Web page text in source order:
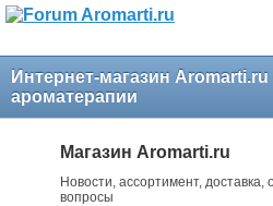
Интернет-магазин Aromarti.ru
ароматерапии
Магазин Aromarti.ru
Новости, ассортимент, доставка,
вопросы